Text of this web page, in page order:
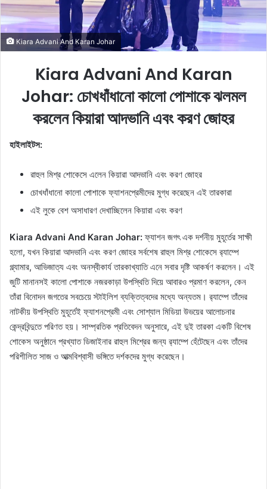
i
l
Kiara Advani And Karan Johar
Kiara Advani And Karan
Johar: চোখধাঁধানো কালো পোশাকে ঝলমল
করলেন কিয়ারা আদভানি এবং করণ জোহর
হাইলাইটস:
রাহুল মিশ্র শোকেসে এলেন কিয়ারা আদভানি এবং করণ জোহর
চোখধাঁধানো কালো পোশাকে ফ্যাশনপ্রেমীদের মুগ্ধ করেছেন এই তারকারা
এই লুকে বেশ অসাধারণ দেখাচ্ছিলেন কিয়ারা এবং করণ
Kiara Advani And Karan Johar:ফ্যাশন জগৎ এক দর্শনীয় মুহূর্তের সাক্ষী
হলো, যখন কিয়ারা আদভানি এবং করণ জোহর সর্বশেষ রাহুল মিশ্র শোকেসে র‍্যাম্পে
গ্ল্যামার, আভিজাত্য এবং অনস্বীকার্য তারকাখ্যাতি এনে সবার দৃষ্টি আকর্ষণ করলেন। এই
জুটি মানানসই কালো পোশাকে নজরকাড়া উপস্থিতি দিয়ে আবারও প্রমাণ করলেন, কেন
তাঁরা বিনোদন জগতের সবচেয়ে স্টাইলিশ ব্যক্তিত্বদের মধ্যে অন্যতম। র‍্যাম্পে তাঁদের
নাটকীয় উপস্থিতি মুহূর্তেই ফ্যাশনপ্রেমী এবং সোশ্যাল মিডিয়া উভয়ের আলোচনার
কেন্দ্রবিন্দুতে পরিণত হয়। সাম্প্রতিক প্রতিবেদন অনুসারে, এই দুই তারকা একটি বিশেষ
শোকেস অনুষ্ঠানে প্রখ্যাত ডিজাইনার রাহুল মিশ্রের জন্য র‍্যাম্পে হেঁটেছেন এবং তাঁদের
পরিশীলিত সাজ ও আত্মবিশ্বাসী ভঙ্গিতে দর্শকদের মুগ্ধ করেছেন।